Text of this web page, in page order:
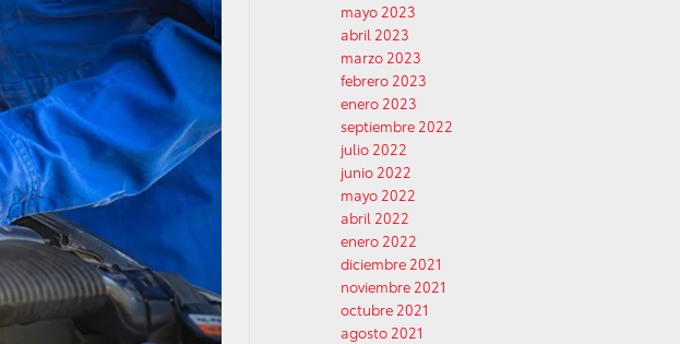
mayo 2023
abril 2023
marzo 2023
febrero 2023
enero 2023
septiembre 2022
julio 2022
junio 2022
mayo 2022
abril 2022
enero 2022
diciembre 2021
noviembre 2021
octubre 2021
agosto 2021